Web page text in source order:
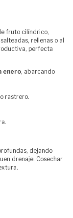
fruto cilíndrico,
rellenas o al
perfecta
enero, abarcando
rastrero.
dejando
drenaje. Cosechar